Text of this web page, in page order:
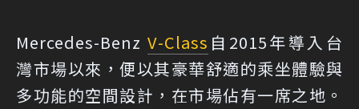
Mercedes-Benz V-Class 自2015年導入台
灣市場以來，便以其豪華舒適的乘坐體驗與
多功能的空間設計，在市場佔有一席之地。